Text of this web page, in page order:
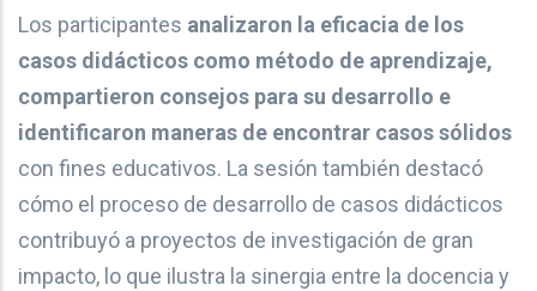
Los participantes analizaron la eficacia de los
casos didácticos como método de aprendizaje,
compartieron consejos para su desarrollo e
identificaron maneras de encontrar casos sólidos
con fines educativos. La sesión también destacó
cómo el proceso de desarrollo de casos didácticos
contribuyó a proyectos de investigación de gran
impacto, lo que ilustra la sinergia entre la docencia y